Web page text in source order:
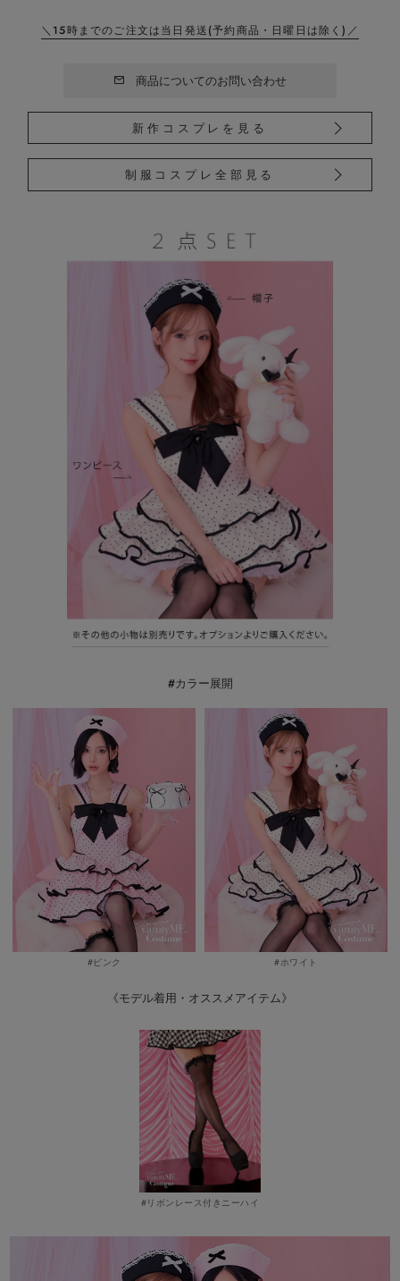
＼15時までのご注文は当日発送(予約商品・日曜日は除く)／
商品についてのお問い合わせ
新作コスプレを見る
制服コスプレ全部見る
#カラー展開
#ピンク #ホワイト
《モデル着用・オススメアイテム》
#リボンレース付きニーハイ